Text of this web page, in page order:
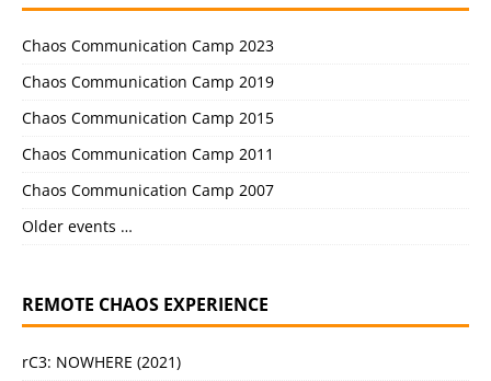
Chaos Communication Camp 2023
Chaos Communication Camp 2019
Chaos Communication Camp 2015
Chaos Communication Camp 2011
Chaos Communication Camp 2007
Older events …
REMOTE CHAOS EXPERIENCE
rC3: NOWHERE (2021)